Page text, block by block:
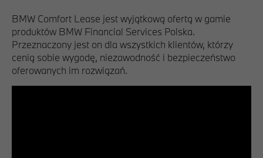
BMW Comfort Lease jest wyjątkową ofertą w gamie
produktów BMW Financial Services Polska.
Przeznaczony jest on dla wszystkich klientów, którzy
cenią sobie wygodę, niezawodność i bezpieczeństwo
oferowanych im rozwiązań.